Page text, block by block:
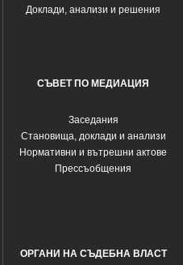
Доклади, анализи и решения
СЪВЕТ ПО МЕДИАЦИЯ
Заседания
Становища, доклади и анализи
Нормативни и вътрешни актове
Прессъобщения
ОРГАНИ НА СЪДЕБНА ВЛАСТ